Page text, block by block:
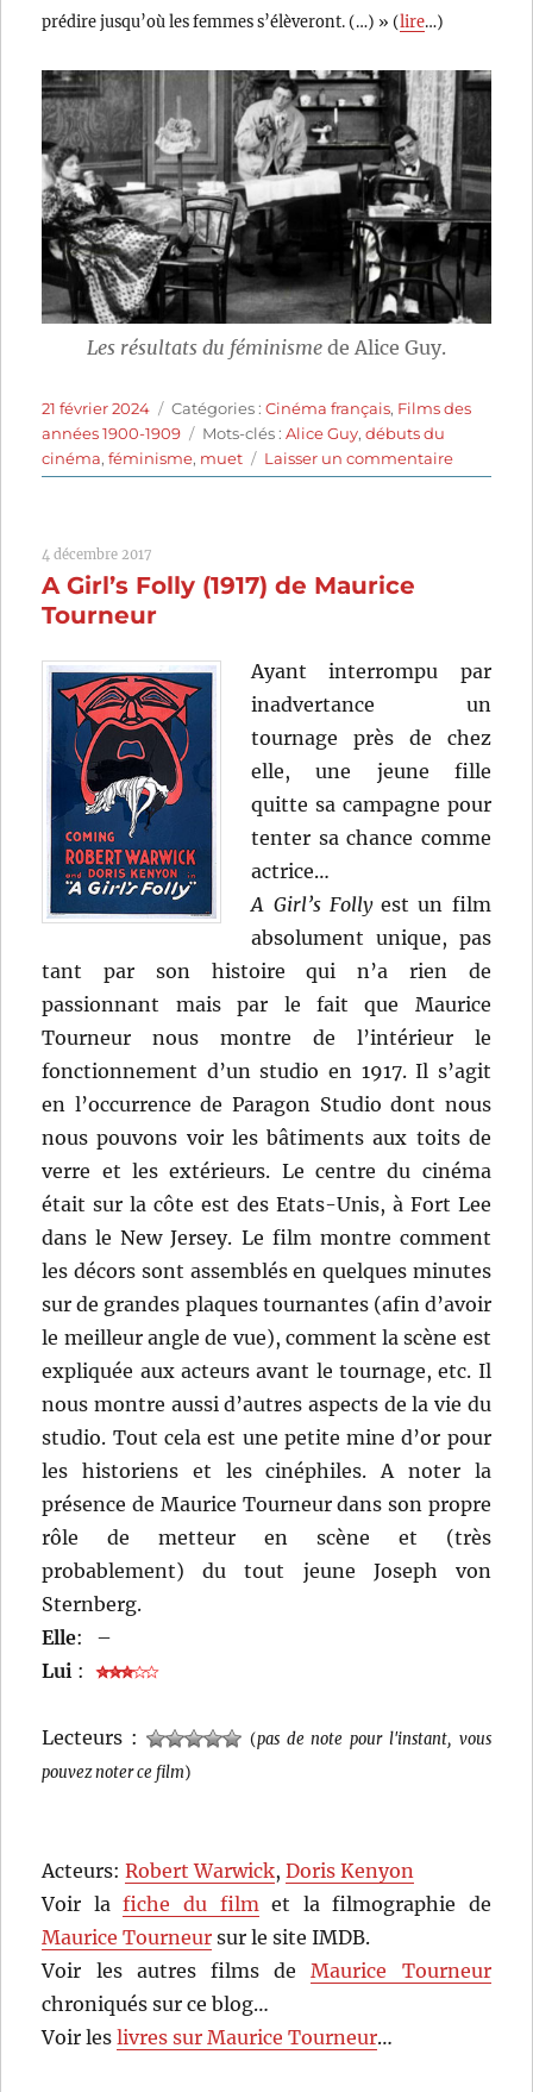
prédire jusqu’où les femmes s’élèveront. (…) » (lire…)
Les résultats du féminisme de Alice Guy.
Publié
le
21 février 2024 Catégories
Catégories :Cinéma français, Films des
années 1900-1909
Étiquettes
Mots-clés :Alice Guy,débuts du
cinéma,féminisme, muet Laisser un commentairesur
Les
4 décembre 2017
A Girl’s Folly (1917) de Maurice
Tourneur
Ayant interrompu par
inadvertance un
tournage près de chez
elle, une jeune fille
quitte sa campagne pour
tenter sa chance comme
actrice…
A Girl’s Follyest un film
absolument unique, pas
tant par son histoire qui n’a rien de
passionnant mais par le fait que Maurice
Tourneur nous montre de l’intérieur le
fonctionnement d’un studio en 1917. Il s’agit
en l’occurrence de Paragon Studio dont nous
nous pouvons voir les bâtiments aux toits de
verre et les extérieurs. Le centre du cinéma
était sur la côte est des Etats-Unis, à Fort Lee
dans le New Jersey. Le film montre comment
les décors sont assemblés en quelques minutes
sur de grandes plaques tournantes (afin d’avoir
le meilleur angle de vue), comment la scène est
expliquée aux acteurs avant le tournage, etc. Il
nous montre aussi d’autres aspects de la vie du
studio. Tout cela est une petite mine d’or pour
les historiens et les cinéphiles. A noter la
présence de Maurice Tourneur dans son propre
rôle de metteur en scène et (très
probablement) du tout jeune Joseph von
Sternberg.
Elle:
–
Lui :
Lecteurs : (pas de note pour l'instant, vous
pouvez noter ce film)
Acteurs:Robert Warwick,Doris Kenyon
Voir lafiche du film et la filmographie de
Maurice Tourneur sur le site IMDB.
Voir les autres films deMaurice Tourneur
chroniqués sur ce blog…
Voir leslivres sur Maurice Tourneur…